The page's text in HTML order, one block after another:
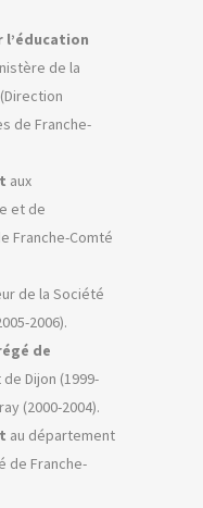
l’éducation
de la
de Franche-
aux
et de
Franche-Comté
de la Société
2006).
de
Dijon (1999-
(2000-2004).
au département
de Franche-